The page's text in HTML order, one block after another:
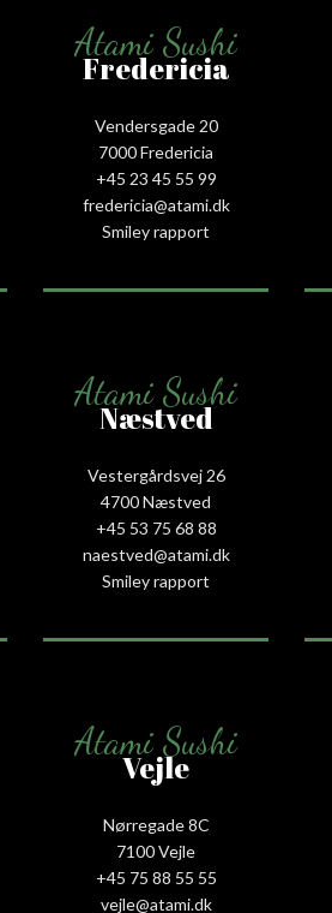
Atami Sushi
Fredericia
Vendersgade 20
7000 Fredericia
+45 23 45 55 99
fredericia@atami.dk
Smiley rapport
Atami Sushi
Næstved
Vestergårdsvej 26
4700 Næstved
+45 53 75 68 88
naestved@atami.dk
Smiley rapport
Atami Sushi
Vejle
Nørregade 8C
7100 Vejle
+45 75 88 55 55
vejle@atami.dk